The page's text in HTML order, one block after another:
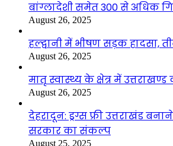
बांग्लादेशी समेत 300 से अधिक
August 26, 2025
हल्द्वानी में भीषण सड़क हादसा,
August 26, 2025
मातृ स्वास्थ्य के क्षेत्र में
August 26, 2025
देहरादून: ड्रग्स फ्री उत्तराखंड
सरकार का संकल्प
August 25, 2025